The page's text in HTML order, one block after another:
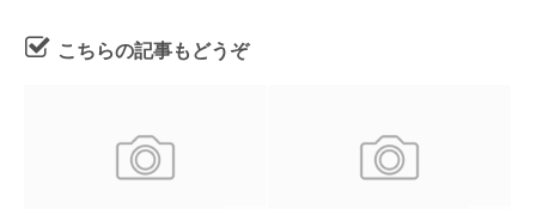
こちらの記事もどうぞ